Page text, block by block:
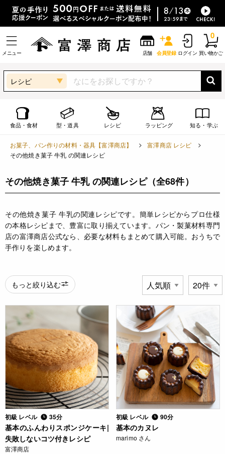
メニュー 店舗 会員登録 ログイン 買い物かご
0
レシピ
食品・食材 型・道具 レシピ ラッピング 知る・学ぶ
お菓子、パン作りの材料・器具【富澤商店】
富澤商店 レシピ
その他焼き菓子 牛乳 の関連レシピ
その他焼き菓子 牛乳 の関連レシピ（全68件）
その他焼き菓子 牛乳の関連レシピです。簡単レシピからプロ仕様
の本格レシピまで、豊富に取り揃えています。パン・製菓材料専門
店の富澤商店公式なら、必要な材料もまとめて購入可能。おうちで
手作りを楽しめます。
もっと絞り込む
初級 レベル 35分
基本のふんわりスポンジケーキ|
失敗しないコツ付きレシピ
富澤商店
初級 レベル 90分
基本のカヌレ
marimo さん